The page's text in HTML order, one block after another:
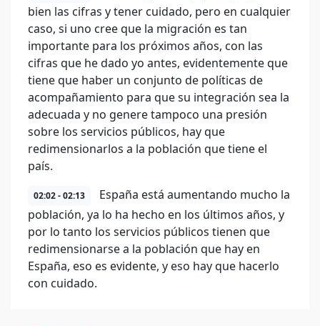
bien las cifras y tener cuidado, pero en cualquier
caso, si uno cree que la migración es tan
importante para los próximos años, con las
cifras que he dado yo antes, evidentemente que
tiene que haber un conjunto de políticas de
acompañamiento para que su integración sea la
adecuada y no genere tampoco una presión
sobre los servicios públicos, hay que
redimensionarlos a la población que tiene el
país.
02:02 - 02:13
España está aumentando mucho la
población, ya lo ha hecho en los últimos años, y
por lo tanto los servicios públicos tienen que
redimensionarse a la población que hay en
España, eso es evidente, y eso hay que hacerlo
con cuidado.